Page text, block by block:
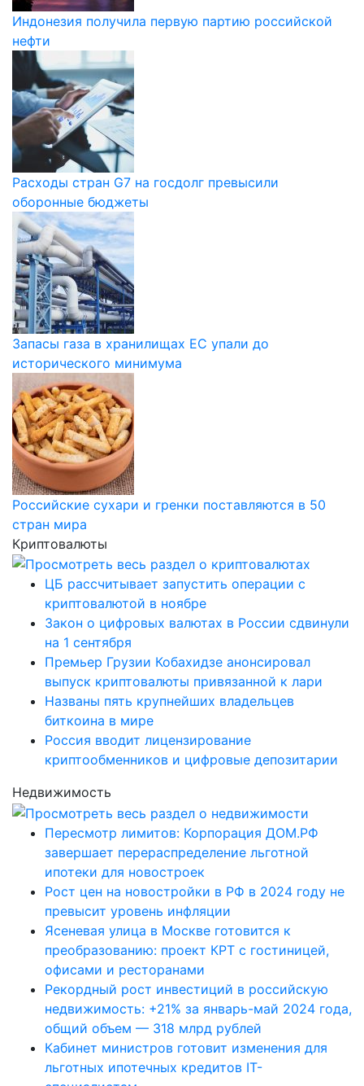
Индонезия получила первую партию российской
нефти
Расходы стран G7 на госдолг превысили
оборонные бюджеты
Запасы газа в хранилищах ЕС упали до
исторического минимума
Российские сухари и гренки поставляются в 50
стран мира
Криптовалюты
ЦБ рассчитывает запустить операции с
криптовалютой в ноябре
Закон о цифровых валютах в России сдвинули
на 1 сентября
Премьер Грузии Кобахидзе анонсировал
выпуск криптовалюты привязанной к лари
Названы пять крупнейших владельцев
биткоина в мире
Россия вводит лицензирование
криптообменников и цифровые депозитарии
Недвижимость
Пересмотр лимитов: Корпорация ДОМ.РФ
завершает перераспределение льготной
ипотеки для новостроек
Рост цен на новостройки в РФ в 2024 году не
превысит уровень инфляции
Ясеневая улица в Москве готовится к
преобразованию: проект КРТ с гостиницей,
офисами и ресторанами
Рекордный рост инвестиций в российскую
недвижимость: +21% за январь-май 2024 года,
общий объем — 318 млрд рублей
Кабинет министров готовит изменения для
льготных ипотечных кредитов IT-